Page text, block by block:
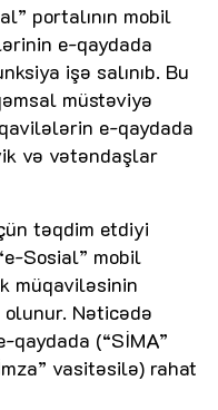
portalının mobil
e-qaydada
işə salınıb. Bu
müstəviyə
e-qaydada
və vətəndaşlar
təqdim etdiyi
Sosial” mobil
müqaviləsinin
olunur. Nəticədə
(“SİMA”
vasitəsilə) rahat